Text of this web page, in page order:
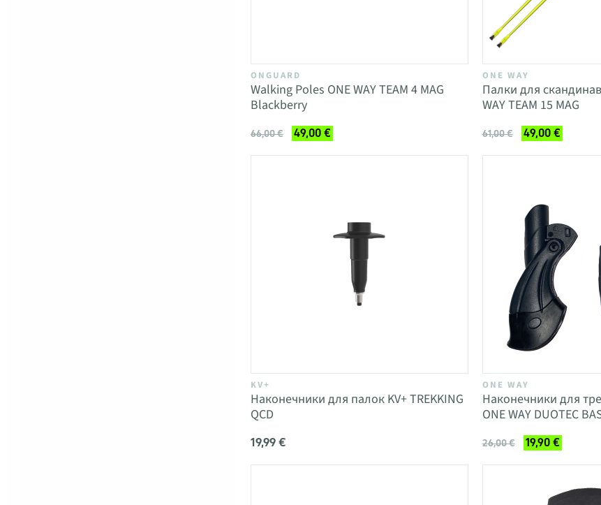
ONGUARD
Walking Poles ONE WAY TEAM 4 MAG
Blackberry
66,00 € 49,00 €
ONE WAY
Палки для
WAY TEAM 15 MAG
61,00 € 49,00 €
KV+
Наконечники для палок KV+ TREKKING
QCD
19,99 €
ONE WAY
Наконечники для
ONE WAY DUOTEC
26,00 € 19,90 €